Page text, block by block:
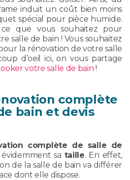
induit un coût bien moins
spécial pour pièce humide.
que vous souhaitez pour
salle de bain ! Vous souhaitez
la rénovation de votre salle
d’oeil ici, on vous partage
votre salle de bain !
complète
bain et devis
complète de salle de
sa taille. En effet,
de la salle de bain va différer
dont elle dispose.